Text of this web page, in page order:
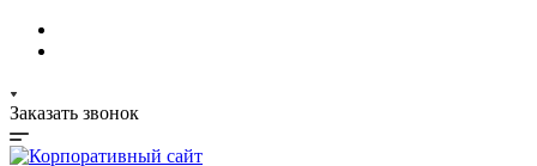
Заказать звонок